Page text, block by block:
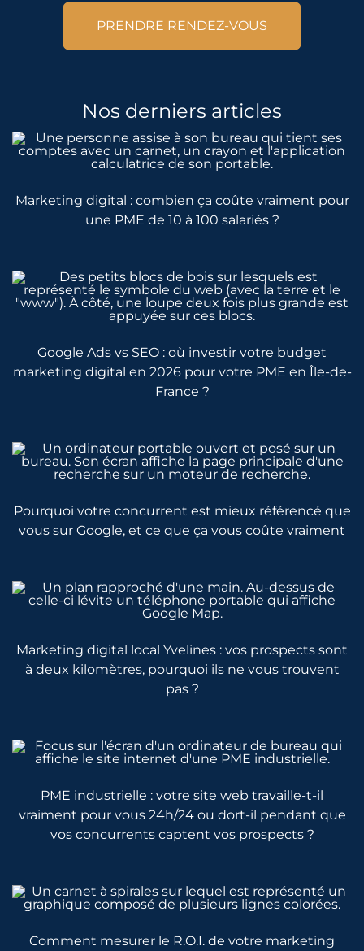
PRENDRE RENDEZ-VOUS
Nos derniers articles
Marketing digital : combien ça coûte vraiment pour
une PME de 10 à 100 salariés ?
Google Ads vs SEO : où investir votre budget
marketing digital en 2026 pour votre PME en Île-de-
France ?
Pourquoi votre concurrent est mieux référencé que
vous sur Google, et ce que ça vous coûte vraiment
Marketing digital local Yvelines : vos prospects sont
à deux kilomètres, pourquoi ils ne vous trouvent
pas ?
PME industrielle : votre site web travaille-t-il
vraiment pour vous 24h/24 ou dort-il pendant que
vos concurrents captent vos prospects ?
Comment mesurer le R.O.I. de votre marketing